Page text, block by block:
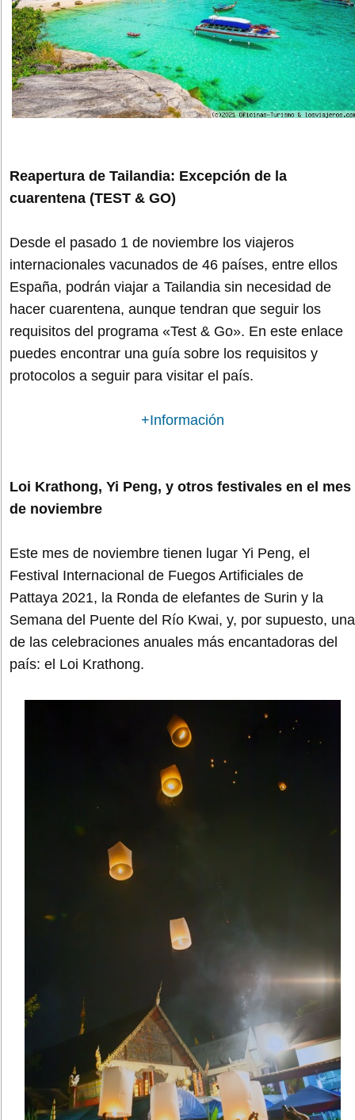
Reapertura de Tailandia: Excepción de la
cuarentena (TEST & GO)
Desde el pasado 1 de noviembre los viajeros
internacionales vacunados de 46 países, entre ellos
España, podrán viajar a Tailandia sin necesidad de
hacer cuarentena, aunque tendran que seguir los
requisitos del programa «Test & Go». En este enlace
puedes encontrar una guía sobre los requisitos y
protocolos a seguir para visitar el país.
+Información
Loi Krathong, Yi Peng, y otros festivales en el mes
de noviembre
Este mes de noviembre tienen lugar Yi Peng, el
Festival Internacional de Fuegos Artificiales de
Pattaya 2021, la Ronda de elefantes de Surin y la
Semana del Puente del Río Kwai, y, por supuesto, una
de las celebraciones anuales más encantadoras del
país: el Loi Krathong.